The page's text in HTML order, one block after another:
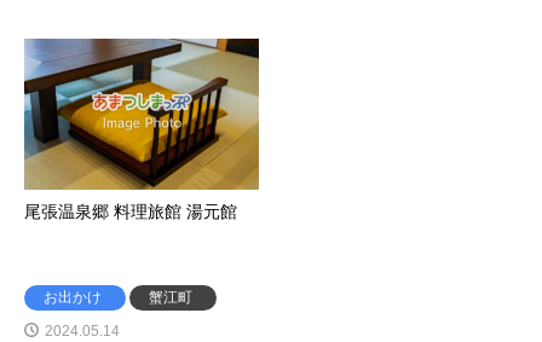
尾張温泉郷 料理旅館 湯元館
お出かけ
蟹江町
2024.05.14